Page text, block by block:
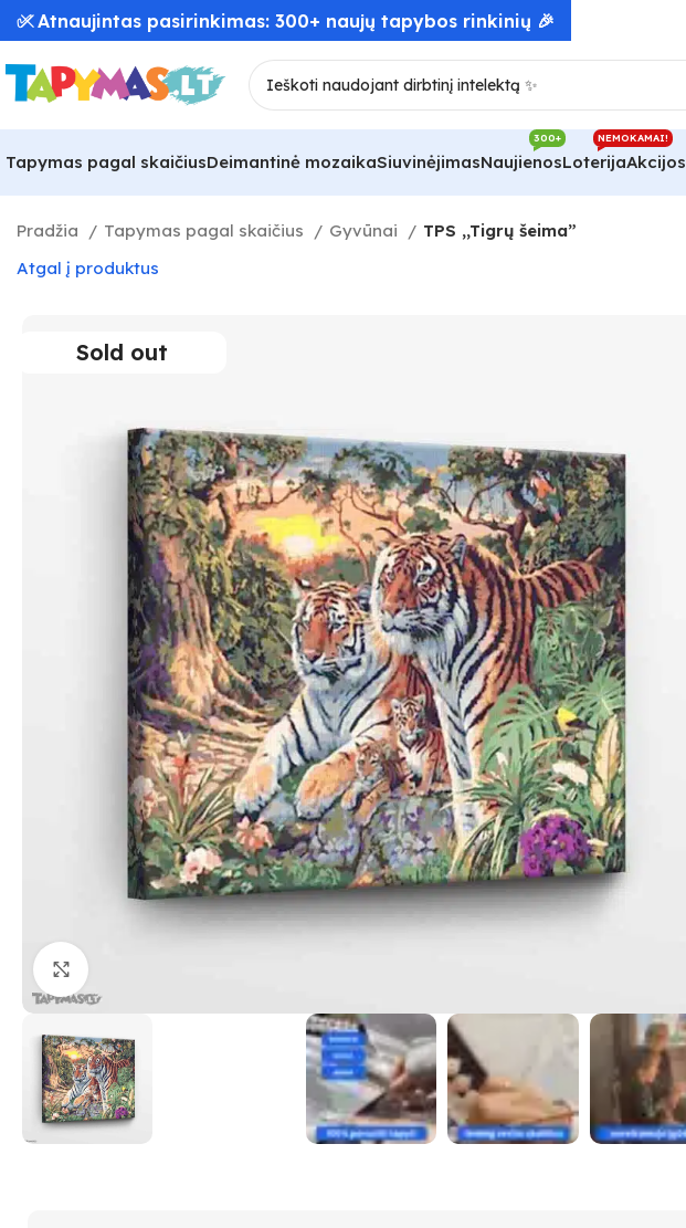
Tapymas pagal skaičiusDeimantinė mozaikaSiuvinėjimasNaujienos
300+
Loterija
NEMOKAMAI!
Akcijos
Pradžia Tapymas pagal skaičius Gyvūnai
TPS ,,Tigrų šeima”
Atgal į produktus
Sold out
✅ Atnaujintas pasirinkimas: 300+ naujų tapybos rinkinių 🎉